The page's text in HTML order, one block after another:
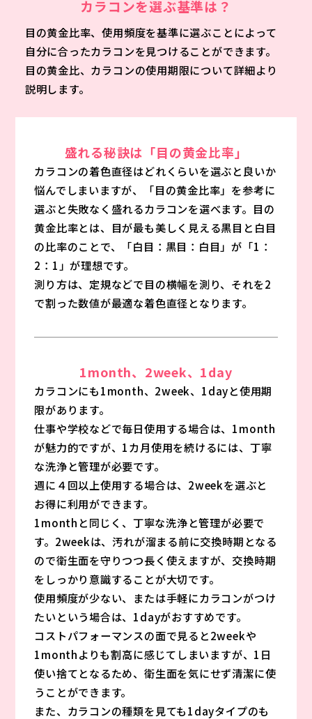
カラコンを選ぶ基準は？
目の黄金比率、使用頻度を基準に選ぶことによって
自分に合ったカラコンを見つけることができます。
目の黄金比、カラコンの使用期限について詳細より
説明します。
盛れる秘訣は「目の黄金比率」
カラコンの着色直径はどれくらいを選ぶと良いか
悩んでしまいますが、「目の黄金比率」を参考に
選ぶと失敗なく盛れるカラコンを選べます。目の
黄金比率とは、目が最も美しく見える黒目と白目
の比率のことで、「白目：黒目：白目」が「1：
2：1」が理想です。
測り方は、定規などで目の横幅を測り、それを2
で割った数値が最適な着色直径となります。
1month、2week、1day
カラコンにも1month、2week、1dayと使用期
限があります。
仕事や学校などで毎日使用する場合は、1month
が魅力的ですが、1カ月使用を続けるには、丁寧
な洗浄と管理が必要です。
週に４回以上使用する場合は、2weekを選ぶと
お得に利用ができます。
1monthと同じく、丁寧な洗浄と管理が必要で
す。2weekは、汚れが溜まる前に交換時期となる
ので衛生面を守りつつ長く使えますが、交換時期
をしっかり意識することが大切です。
使用頻度が少ない、または手軽にカラコンがつけ
たいという場合は、1dayがおすすめです。
コストパフォーマンスの面で見ると2weekや
1monthよりも割高に感じてしまいますが、1日
使い捨てとなるため、衛生面を気にせず清潔に使
うことができます。
また、カラコンの種類を見ても1dayタイプのも